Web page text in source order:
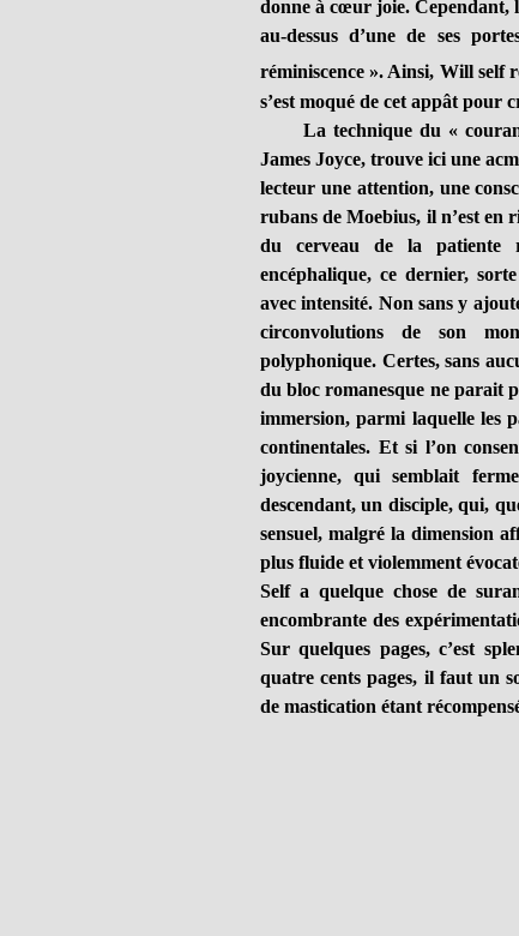
donne à cœur joie. Cependant,
au-dessus d’une de ses
réminiscence ». Ainsi, Will self
s’est moqué de cet appât pour
La technique du « courant
James Joyce, trouve ici une
lecteur une attention, une
rubans de Moebius, il n’est en
du cerveau de la patiente
encéphalique, ce dernier,
avec intensité. Non sans y
circonvolutions de son
polyphonique. Certes, sans
du bloc romanesque ne parait
immersion, parmi laquelle les
continentales. Et si l’on
joycienne, qui semblait
descendant, un disciple, qui,
sensuel, malgré la dimension
plus fluide et violemment
Self a quelque chose de
encombrante des
Sur quelques pages, c’est
quatre cents pages, il faut un
de mastication étant